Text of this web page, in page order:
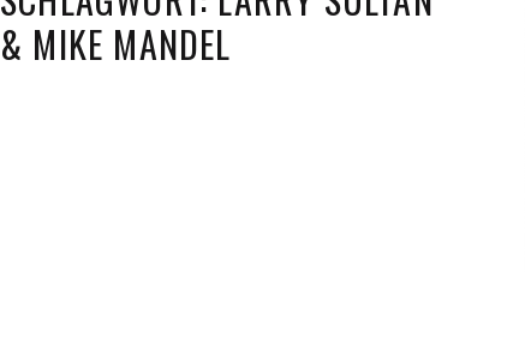
& MIKE MANDEL